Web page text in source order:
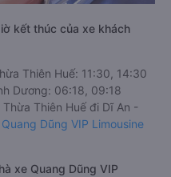
kết thúc của xe khách
Thiên Huế: 11:30, 14:30
Dương: 06:18, 09:18
Thiên Huế đi Dĩ An -
Quang Dũng VIP Limousine
xe Quang Dũng VIP